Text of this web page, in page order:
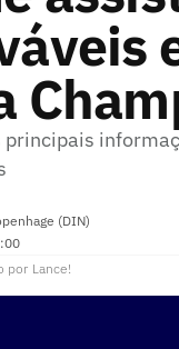
principais
(DIN)
por Lance!